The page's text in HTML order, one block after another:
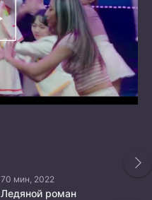
70 мин, 2022
Ледяной роман